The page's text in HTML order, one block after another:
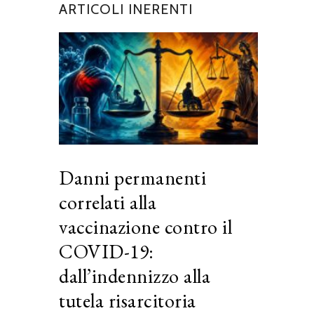
ARTICOLI INERENTI
Danni permanenti
correlati alla
vaccinazione contro il
COVID-19:
dall’indennizzo alla
tutela risarcitoria